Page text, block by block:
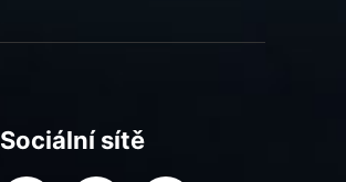
Sociální sítě